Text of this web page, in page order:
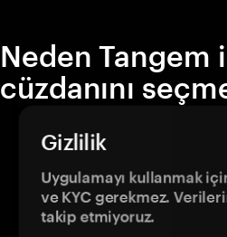
Neden Tangem
cüzdanını
Gizlilik
Uygulamayı kullanmak
ve KYC gerekmez.
takip etmiyoruz.